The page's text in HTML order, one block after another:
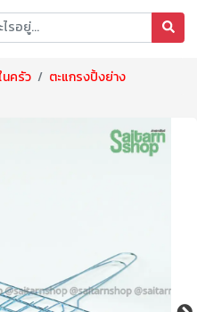
ครัว ตะแกรงปิ้งย่าง